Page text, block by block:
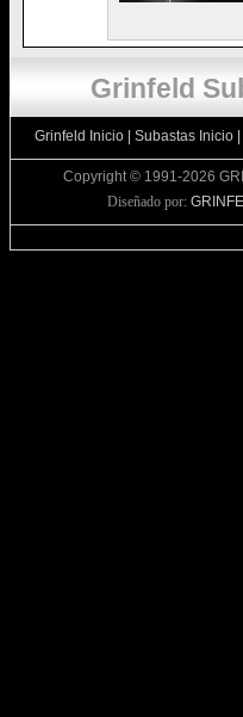
Grinfeld
Grinfeld Inicio| Subastas Inicio|
Copyright © 1991-2026
Diseñado por: